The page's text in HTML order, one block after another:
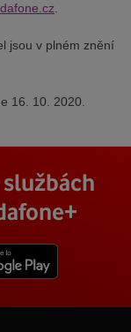
jsou v plném znění
16. 10. 2020.